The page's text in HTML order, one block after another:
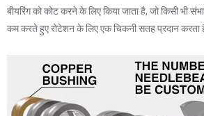
बीयरिंग को कोट करने के लिए किया जाता है, जो किसी भी
कम करते हुए रोटेशन के लिए एक चिकनी सतह प्रदान करता